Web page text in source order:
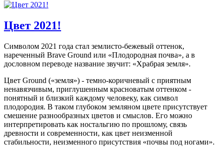
Цвет 2021!
Символом 2021 года стал землисто-бежевый оттенок,
нареченный Brave Ground или «Плодородная почва», а в
дословном переводе название звучит: «Храбрая земля».
Цвет Ground («земля») - темно-коричневый с приятным
ненавязчивым, приглушенным красноватым оттенком -
понятный и близкий каждому человеку, как символ
плодородия. В таком глубоком земляном цвете присутствует
смешение разнообразных цветов и смыслов. Его можно
интерпретировать как ностальгию по прошлому, связь
древности и современности, как цвет неизменной
стабильности, неизменного присутствия «почвы под ногами».